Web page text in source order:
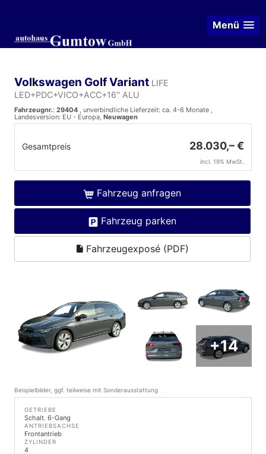
Menü
Volkswagen Golf Variant LIFE
LED+PDC+VICO+ACC+16'' ALU
Fahrzeugnr.: 29404 , unverbindliche Lieferzeit: ca. 4-6 Monate ,
Landesversion: EU - Europa, Neuwagen
Gesamtpreis 28.030,– €
incl. 19% MwSt.
Fahrzeug anfragen
Fahrzeug parken
Fahrzeugexposé (PDF)
+14
Beispielbilder, ggf. teilweise mit Sonderausstattung
GETRIEBE
Schalt. 6-Gang
ANTRIEBSACHSE
Frontantrieb
ZYLINDER
4